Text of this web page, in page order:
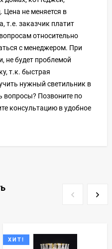
Цена не меняется в
т.е. заказчик платит
относительно
с менеджером. При
не будет проблемой
т.к. быстрая
нужный светильник в
вопросы? Позвоните по
консультацию в удобное
ХИТ!